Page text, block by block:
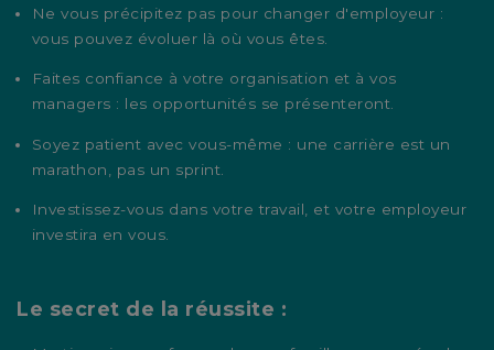
Ne vous précipitez pas pour changer d'employeur :
vous pouvez évoluer là où vous êtes.
Faites confiance à votre organisation et à vos
managers : les opportunités se présenteront.
Soyez patient avec vous-même : une carrière est un
marathon, pas un sprint.
Investissez-vous dans votre travail, et votre employeur
investira en vous.
Le secret de la réussite :